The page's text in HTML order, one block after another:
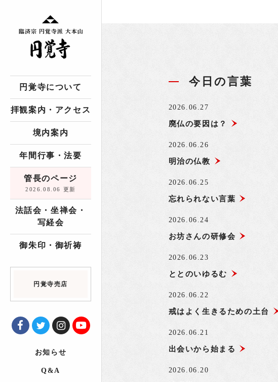
円覚寺について
拝観案内・アクセス
境内案内
年間行事・法要
管長のページ
2026.08.06 更新
法話会・坐禅会・
写経会
御朱印・御祈祷
円覚寺売店
お知らせ
Q&A
今日の言葉
2026.06.27
廃仏の要因は？
2026.06.26
明治の仏教
2026.06.25
忘れられない言葉
2026.06.24
お坊さんの研修会
2026.06.23
ととのいゆるむ
2026.06.22
戒はよく生きるための土台
2026.06.21
出会いから始まる
2026.06.20